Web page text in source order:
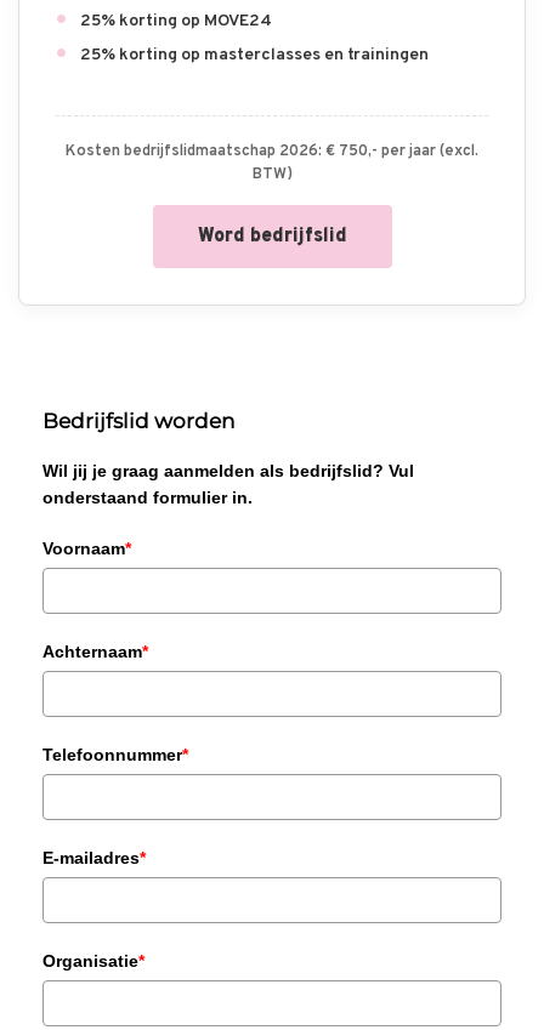
25% korting op MOVE24
25% korting op masterclasses en trainingen
Kosten bedrijfslidmaatschap 2026: € 750,- per jaar (excl.
BTW)
Word bedrijfslid
Bedrijfslid worden
Wil jij je graag aanmelden als bedrijfslid? Vul
onderstaand formulier in.
Voornaam*
Achternaam*
Telefoonnummer*
E-mailadres*
Organisatie*